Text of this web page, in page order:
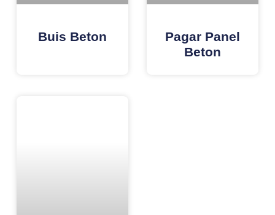
Buis Beton
Pagar Panel
Beton